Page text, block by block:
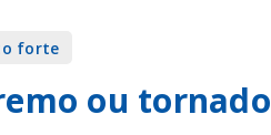
forte
ou tornado